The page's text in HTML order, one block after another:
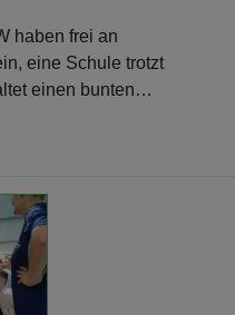
haben frei an
eine Schule trotzt
einen bunten…